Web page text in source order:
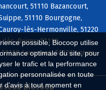
possible, Biocoop utilise
optimale du site, pour
le trafic et la performance
personnalisée en toute
d'avis à tout moment en
51110 Bazancourt,
51110 Bourgogne,
lès-Hermonville, 51220
lès-Reims, 51110
Lavannes, 51220 Loivre
Biocoop